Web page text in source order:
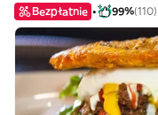
Bezpłatnie 99%(110)